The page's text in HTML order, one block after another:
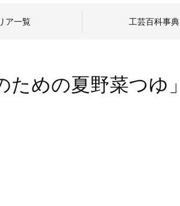
ア一覧 工芸百科事典
めの夏野菜つゆ」